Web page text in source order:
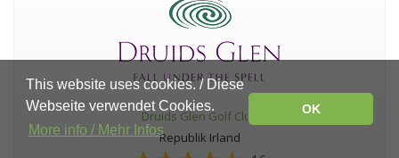
Druids Glen Golf Club
Republik Irland
This website uses cookies. / Diese
Webseite verwendet Cookies.
More info / Mehr Infos
OK